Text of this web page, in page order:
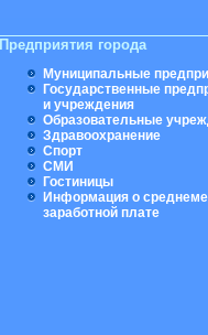
Предприятия города
Муниципальные
Государственные
и учреждения
Образовательные
Здравоохранение
Спорт
СМИ
Гостиницы
Информация о
заработной плате